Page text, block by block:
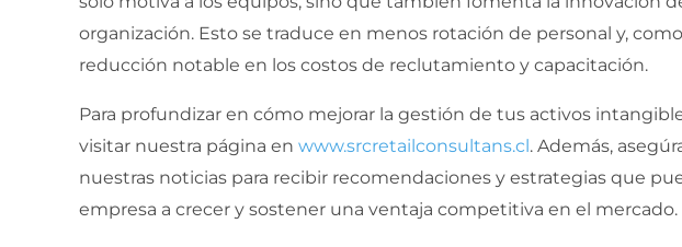
organización. Esto se traduce en menos rotación de personal y,
reducción notable en los costos de reclutamiento y capacitación.
Para profundizar en cómo mejorar la gestión de tus activos
visitar nuestra página en www.srcretailconsultans.cl. Además,
nuestras noticias para recibir recomendaciones y estrategias que
empresa a crecer y sostener una ventaja competitiva en el mercado.